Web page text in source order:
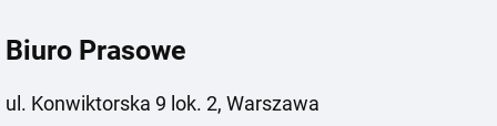
Biuro Prasowe
ul. Konwiktorska 9 lok. 2, Warszawa